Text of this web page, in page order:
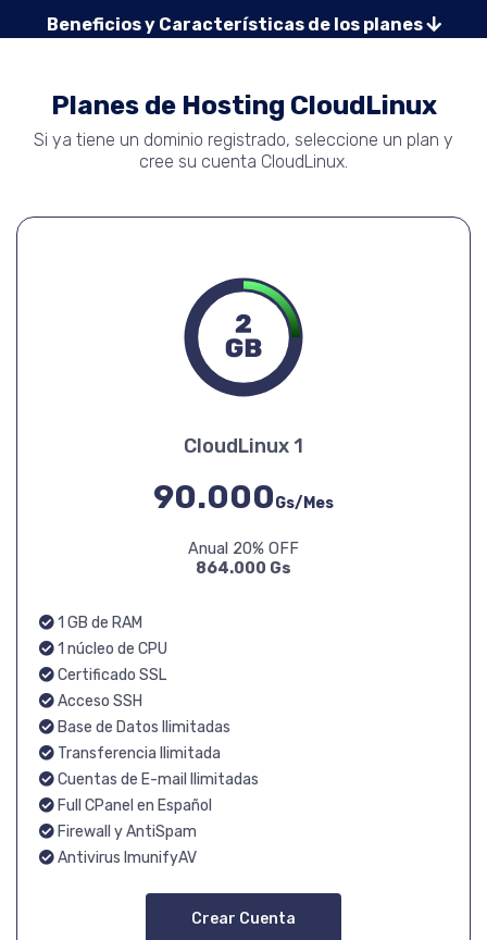
Beneficios y Características de los planes
Planes de Hosting CloudLinux
Si ya tiene un dominio registrado, seleccione un plan y
cree su cuenta CloudLinux.
CloudLinux 1
90.000Gs/Mes
Anual 20% OFF
864.000 Gs
1 GB de RAM
1 núcleo de CPU
Certificado SSL
Acceso SSH
Base de Datos Ilimitadas
Transferencia Ilimitada
Cuentas de E-mail Ilimitadas
Full CPanel en Español
Firewall y AntiSpam
Antivirus ImunifyAV
Crear Cuenta